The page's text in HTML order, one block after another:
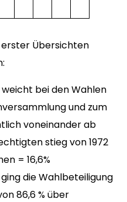
Übersichten
bei den Wahlen
und zum
voneinander ab
stieg von 1972
= 16,6%
die Wahlbeteiligung
86,6 % über